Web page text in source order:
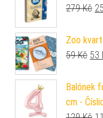
279Kč
Zoo
59Kč 53
Balónek
cm -